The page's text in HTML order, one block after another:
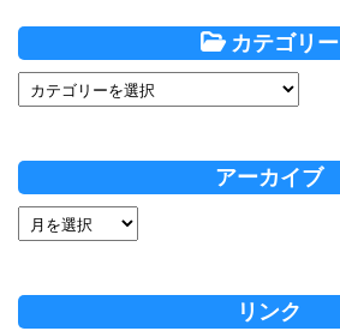
カテゴリー
アーカイブ
リンク